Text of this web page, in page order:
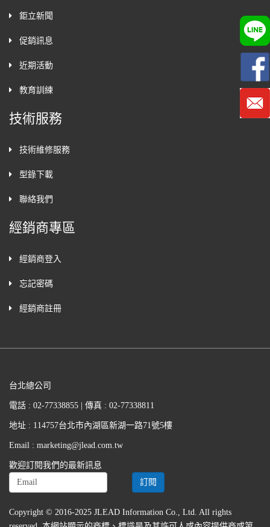
鉅立新聞
促銷訊息
近期活動
教育訓練
技術服務
技術維修服務
型錄下載
聯絡我們
經銷商專區
經銷商登入
忘記密碼
經銷商註冊
台北總公司
電話 : 02-77338855 | 傳真 : 02-77338811
地址 : 114757台北市內湖區新湖一路71號5樓
Email : marketing@jlead.com.tw
歡迎訂閱我們的最新訊息
Copyright © 2016-2025 JLEAD Information Co., Ltd. All rights